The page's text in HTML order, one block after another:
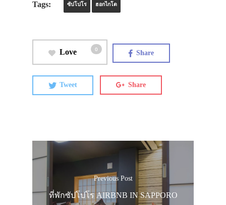
Tags: ซัปโปโร ฮอกไกโด
Love 0 Share
Tweet Share
Previous Post
ที่พักซัปโปโร AIRBNB IN SAPPORO
เที่ยวญี่ปุ่นด้ว
เอง
รถบัส